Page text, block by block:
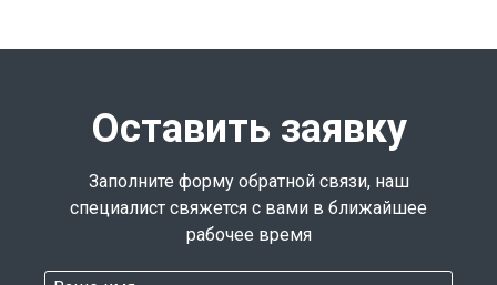
Оставить заявку
Заполните форму обратной связи, наш
специалист свяжется с вами в ближайшее
рабочее время